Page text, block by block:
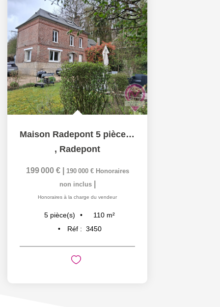
Maison Radepont 5 pièces110 m2
, Radepont
199 000 € 190 000 € Honoraires
non inclus
Honoraires à la charge du vendeur
5 pièce(s) 110 m²
Réf : 3450